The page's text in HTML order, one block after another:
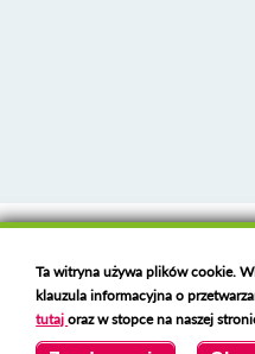
Deklaracja dostępności
Polski serwer RBLhttps://
Copyright 2023 Urząd Miejski
Ta witryna używa plików cookie.
klauzula informacyjna o
tutajoraz w stopce na naszej